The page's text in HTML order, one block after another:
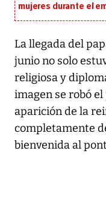
mujeres durante el
La llegada del
junio no solo
religiosa y
imagen se robó
aparición de la
completamente
bienvenida al